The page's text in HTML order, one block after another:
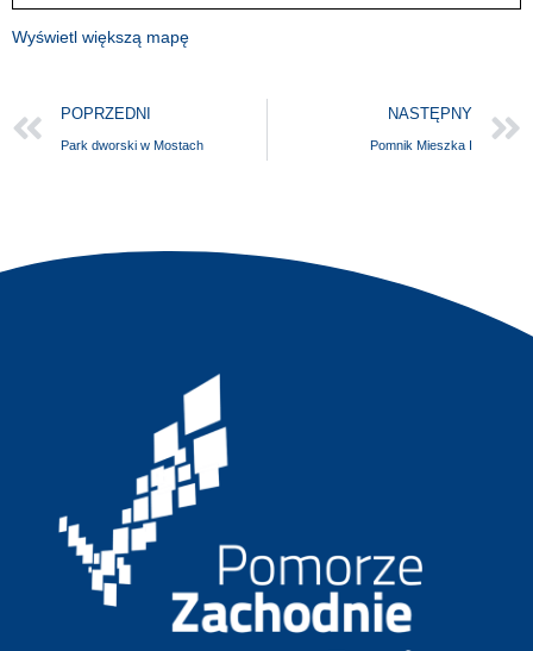
Wyświetl większą mapę
POPRZEDNI
Park dworski w Mostach
NASTĘPNY
Pomnik Mieszka I